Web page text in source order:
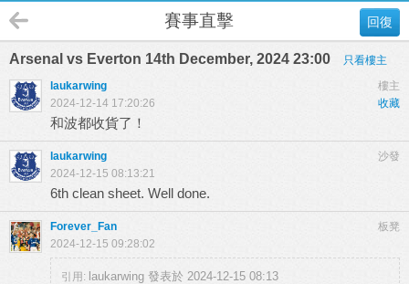
回復
賽事直擊
Arsenal vs Everton 14th December, 2024 23:00
只看樓主
樓主
laukarwing
收藏
2024-12-14 17:20:26
和波都收貨了！
沙發
laukarwing
2024-12-15 08:13:21
6th clean sheet. Well done.
板凳
Forever_Fan
2024-12-15 09:28:02
引用: laukarwing 發表於 2024-12-15 08:13